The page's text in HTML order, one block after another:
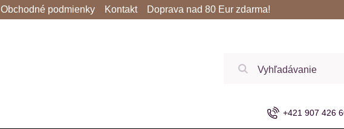
+421 907 426
Obchodné podmienky Kontakt Doprava nad 80 Eur zdarma!